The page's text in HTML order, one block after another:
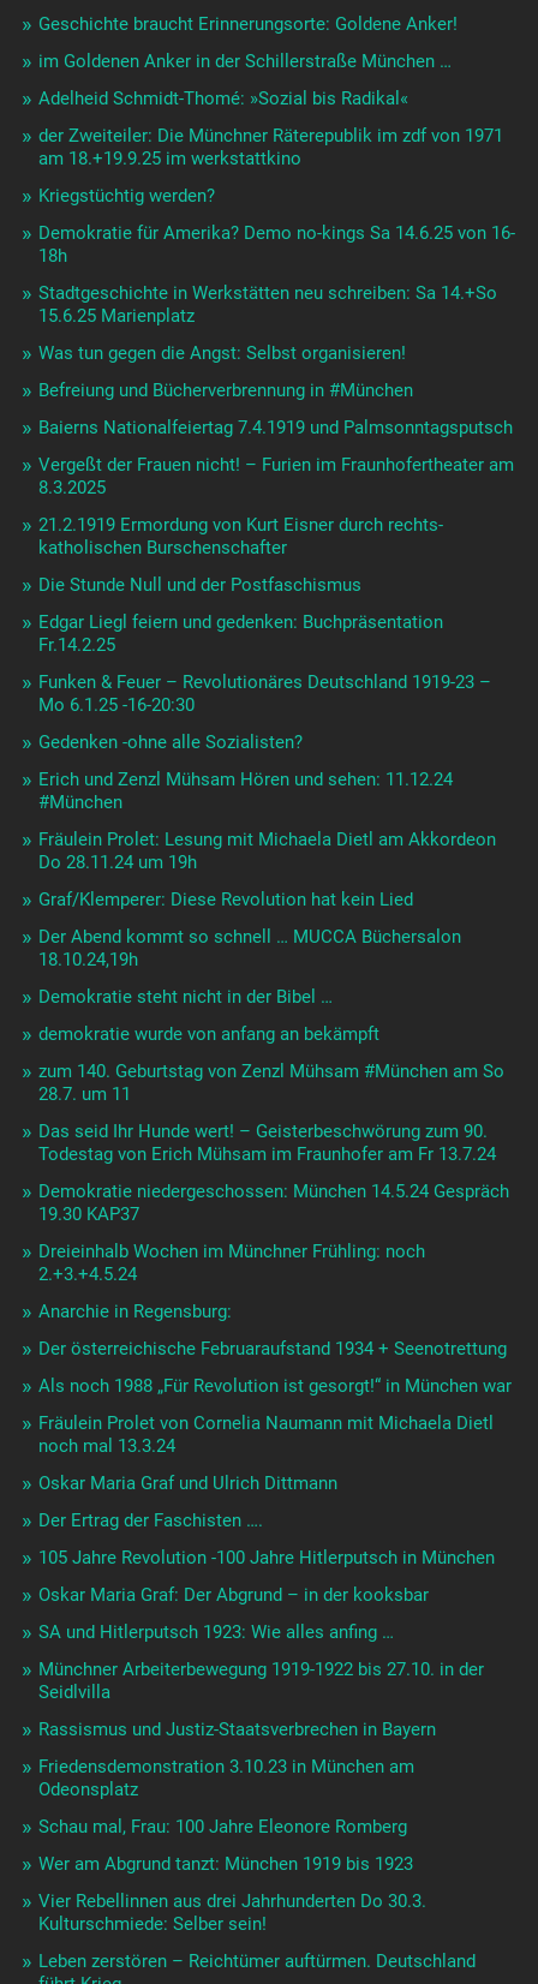
Geschichte braucht Erinnerungsorte: Goldene Anker!
im Goldenen Anker in der Schillerstraße München …
Adelheid Schmidt-Thomé: »Sozial bis Radikal«
der Zweiteiler: Die Münchner Räterepublik im zdf von 1971
am 18.+19.9.25 im werkstattkino
Kriegstüchtig werden?
Demokratie für Amerika? Demo no-kings Sa 14.6.25 von 16-
18h
Stadtgeschichte in Werkstätten neu schreiben: Sa 14.+So
15.6.25 Marienplatz
Was tun gegen die Angst: Selbst organisieren!
Befreiung und Bücherverbrennung in #München
Baierns Nationalfeiertag 7.4.1919 und Palmsonntagsputsch
Vergeßt der Frauen nicht! – Furien im Fraunhofertheater am
8.3.2025
21.2.1919 Ermordung von Kurt Eisner durch rechts-
katholischen Burschenschafter
Die Stunde Null und der Postfaschismus
Edgar Liegl feiern und gedenken: Buchpräsentation
Fr.14.2.25
Funken & Feuer – Revolutionäres Deutschland 1919-23 –
Mo 6.1.25 -16-20:30
Gedenken -ohne alle Sozialisten?
Erich und Zenzl Mühsam Hören und sehen: 11.12.24
#München
Fräulein Prolet: Lesung mit Michaela Dietl am Akkordeon
Do 28.11.24 um 19h
Graf/Klemperer: Diese Revolution hat kein Lied
Der Abend kommt so schnell … MUCCA Büchersalon
18.10.24,19h
Demokratie steht nicht in der Bibel …
demokratie wurde von anfang an bekämpft
zum 140. Geburtstag von Zenzl Mühsam #München am So
28.7. um 11
Das seid Ihr Hunde wert! – Geisterbeschwörung zum 90.
Todestag von Erich Mühsam im Fraunhofer am Fr 13.7.24
Demokratie niedergeschossen: München 14.5.24 Gespräch
19.30 KAP37
Dreieinhalb Wochen im Münchner Frühling: noch
2.+3.+4.5.24
Anarchie in Regensburg:
Der österreichische Februaraufstand 1934 + Seenotrettung
Als noch 1988 „Für Revolution ist gesorgt!“ in München war
Fräulein Prolet von Cornelia Naumann mit Michaela Dietl
noch mal 13.3.24
Oskar Maria Graf und Ulrich Dittmann
Der Ertrag der Faschisten ….
105 Jahre Revolution -100 Jahre Hitlerputsch in München
Oskar Maria Graf: Der Abgrund – in der kooksbar
SA und Hitlerputsch 1923: Wie alles anfing …
Münchner Arbeiterbewegung 1919-1922 bis 27.10. in der
Seidlvilla
Rassismus und Justiz-Staatsverbrechen in Bayern
Friedensdemonstration 3.10.23 in München am
Odeonsplatz
Schau mal, Frau: 100 Jahre Eleonore Romberg
Wer am Abgrund tanzt: München 1919 bis 1923
Vier Rebellinnen aus drei Jahrhunderten Do 30.3.
Kulturschmiede: Selber sein!
Leben zerstören – Reichtümer auftürmen. Deutschland